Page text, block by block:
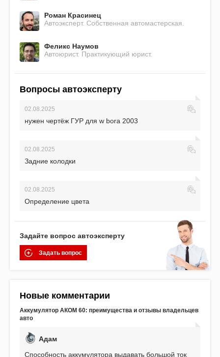
Роман Красинец
Автоэксперт. Собственная автомастерская.
Феликс Наумов
Автоюрист. Практикующий юрист.
Вопросы автоэксперту
02.08.2025
нужен чертёж ГУР для w bora 2003
02.08.2025
Задние колодки
02.08.2025
Определение цвета
Задайте вопрос автоэксперту
Задать вопрос
Новые комментарии
Аккумулятор АКОМ 60: преимущества и отзывы владельцев
авто
Адам
Способность аккумулятора выдавать большой ток